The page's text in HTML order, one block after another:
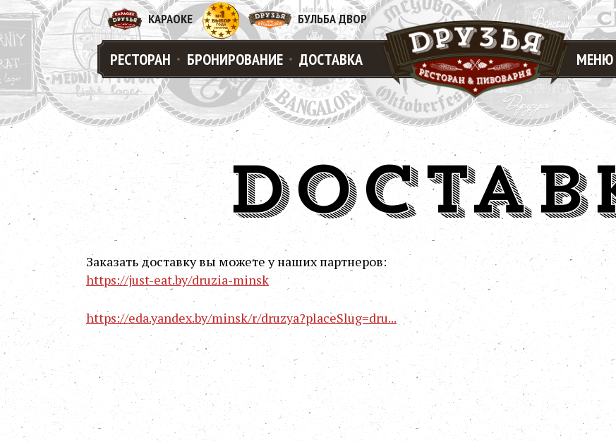
КАРАОКЕ БУЛЬБА ДВОР
РЕСТОРАН БРОНИРОВАНИЕ ДОСТАВКА МЕНЮ
Заказать доставку вы можете у наших партнеров:
https://just-eat.by/druzia-minsk
https://eda.yandex.by/minsk/r/druzya?placeSlug=dru...